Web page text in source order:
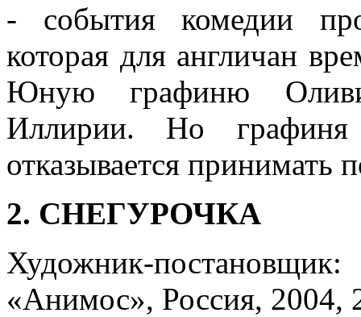
- события комедии
которая для англичан
Юную графиню
Иллирии. Но
отказывается принимать
2. СНЕГУРОЧКА
Художник-
«Анимос», Россия, 2004,